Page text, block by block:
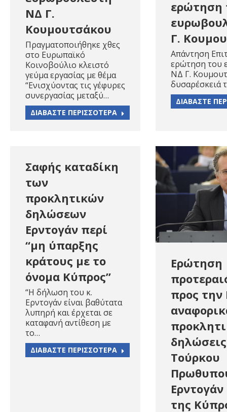
ΝΔ Γ.
Κουμουτσάκου
Πραγματοποιήθηκε χθες
στο Ευρωπαϊκό
Κοινοβούλιο κλειστό
γεύμα εργασίας με θέμα
“Ενισχύοντας τις γέφυρες
συνεργασίας μεταξύ…
ΔΙΑΒΑΣΤΕ ΠΕΡΙΣΣΟΤΕΡΑ
ερώτηση
Γ.
Απάντηση
ερώτηση του
ΝΔ Γ.
δυσαρέσκειά
ΔΙΑΒΑΣΤΕ
Σαφής καταδίκη
των
προκλητικών
δηλώσεων
Ερντογάν περί
“μη ύπαρξης
κράτους με το
όνομα Κύπρος”
“H δήλωση του κ.
Ερντογάν είναι βαθύτατα
λυπηρή και έρχεται σε
καταφανή αντίθεση με
το…
ΔΙΑΒΑΣΤΕ ΠΕΡΙΣΣΟΤΕΡΑ
Ερώτηση
προς την
Τούρκου
Ερντογάν
της